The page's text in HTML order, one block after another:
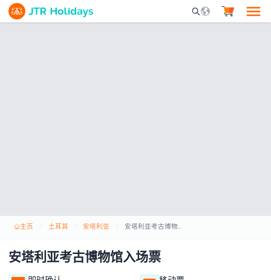
Mobile Search
主页 土耳其 安塔利亚 安塔利亚考古博物馆入场票
安塔利亚考古博物馆入场票